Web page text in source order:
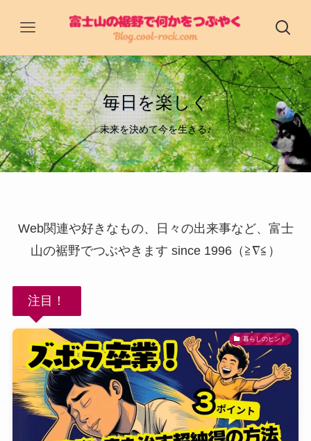
毎日を楽しく
未来を決めて今を生きる♪
Web関連や好きなもの、日々の出来事など、富士
山の裾野でつぶやきます since 1996（≧∇≦）
注目！
暮らしのヒント